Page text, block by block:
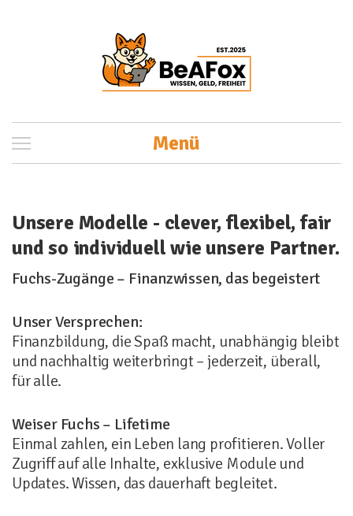
Menü
Unsere Modelle - clever, flexibel, fair
und so individuell wie unsere Partner.
Fuchs-Zugänge – Finanzwissen, das begeistert
Unser Versprechen:
Finanzbildung, die Spaß macht, unabhängig bleibt
und nachhaltig weiterbringt – jederzeit, überall,
für alle.
Weiser Fuchs – Lifetime
Einmal zahlen, ein Leben lang profitieren. Voller
Zugriff auf alle Inhalte, exklusive Module und
Updates. Wissen, das dauerhaft begleitet.